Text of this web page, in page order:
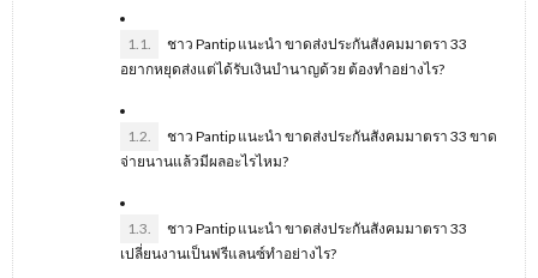
1.1.
ชาว Pantip แนะนำ ขาดส่งประกันสังคมมาตรา 33
อยากหยุดส่งแต่ได้รับเงินบำนาญด้วย ต้องทำอย่างไร?
1.2.
ชาว Pantip แนะนำ ขาดส่งประกันสังคมมาตรา 33 ขาด
จ่ายนานแล้วมีผลอะไรไหม?
1.3.
ชาว Pantip แนะนำ ขาดส่งประกันสังคมมาตรา 33
เปลี่ยนงานเป็นฟรีแลนซ์ทำอย่างไร?